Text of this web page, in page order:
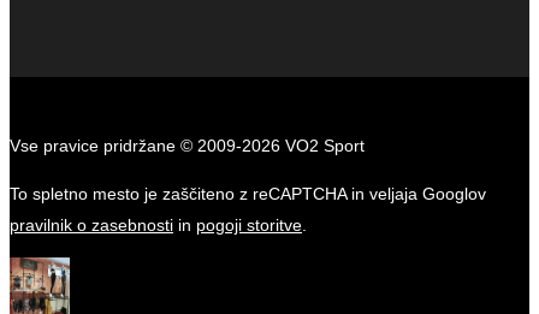
Vse pravice pridržane © 2009-2026 VO2 Sport
To spletno mesto je zaščiteno z reCAPTCHA in veljaja Googlov
pravilnik o zasebnosti in pogoji storitve